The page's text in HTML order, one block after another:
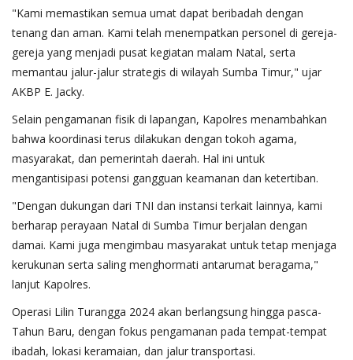
"Kami memastikan semua umat dapat beribadah dengan
tenang dan aman. Kami telah menempatkan personel di gereja-
gereja yang menjadi pusat kegiatan malam Natal, serta
memantau jalur-jalur strategis di wilayah Sumba Timur," ujar
AKBP E. Jacky.
Selain pengamanan fisik di lapangan, Kapolres menambahkan
bahwa koordinasi terus dilakukan dengan tokoh agama,
masyarakat, dan pemerintah daerah. Hal ini untuk
mengantisipasi potensi gangguan keamanan dan ketertiban.
"Dengan dukungan dari TNI dan instansi terkait lainnya, kami
berharap perayaan Natal di Sumba Timur berjalan dengan
damai. Kami juga mengimbau masyarakat untuk tetap menjaga
kerukunan serta saling menghormati antarumat beragama,"
lanjut Kapolres.
Operasi Lilin Turangga 2024 akan berlangsung hingga pasca-
Tahun Baru, dengan fokus pengamanan pada tempat-tempat
ibadah, lokasi keramaian, dan jalur transportasi.